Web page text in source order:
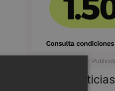
Últimas Noticias